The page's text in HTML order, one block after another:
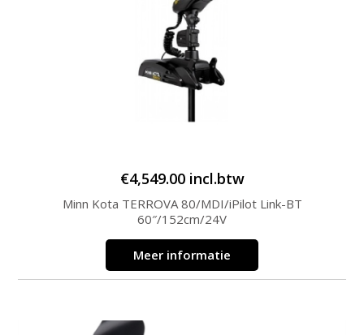
€4,549.00 incl.btw
Minn Kota TERROVA 80/MDI/iPilot Link-BT
60″/152cm/24V
Meer informatie